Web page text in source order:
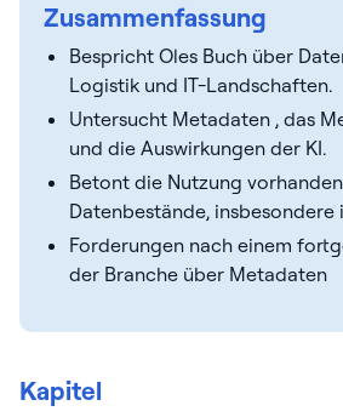
Zusammenfassung
Bespricht Oles Buch über
Logistik und IT-Landschaften.
Untersucht Metadaten , das
und die Auswirkungen der KI.
Betont die Nutzung
Datenbestände, insbesondere
Forderungen nach einem
der Branche über Metadaten
Kapitel